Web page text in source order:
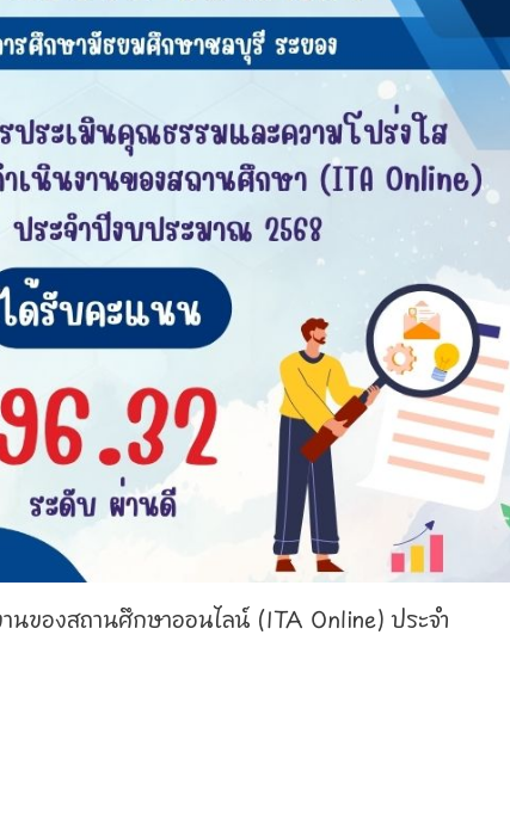
นของสถานศึกษาออนไลน์ (ITA Online) ประจำ